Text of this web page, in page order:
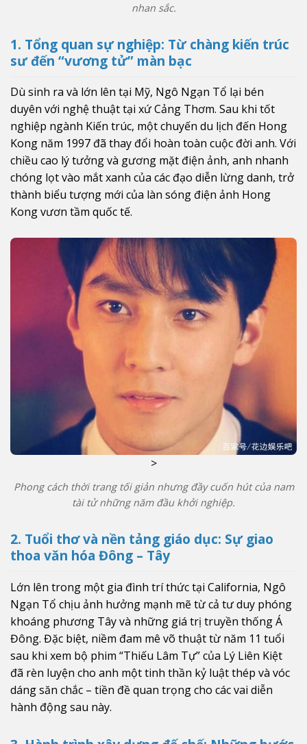
nhan sắc.
1. Tổng quan sự nghiệp: Từ chàng kiến trúc
sư đến “vương tử” màn bạc
Dù sinh ra và lớn lên tại Mỹ, Ngô Ngạn Tổ lại bén
duyên với nghệ thuật tại xứ Cảng Thơm. Sau khi tốt
nghiệp ngành Kiến trúc, một chuyến du lịch đến Hong
Kong năm 1997 đã thay đổi hoàn toàn cuộc đời anh. Với
chiều cao lý tưởng và gương mặt điện ảnh, anh nhanh
chóng lọt vào mắt xanh của các đạo diễn lừng danh, trở
thành biểu tượng mới của làn sóng điện ảnh Hong
Kong vươn tầm quốc tế.
>
Phong cách thời trang tối giản nhưng đầy cuốn hút của nam
tài tử những năm đầu khởi nghiệp.
2. Tuổi thơ và nền tảng giáo dục: Sự giao
thoa văn hóa Đông – Tây
Lớn lên trong một gia đình trí thức tại California, Ngô
Ngạn Tổ chịu ảnh hưởng mạnh mẽ từ cả tư duy phóng
khoáng phương Tây và những giá trị truyền thống Á
Đông. Đặc biệt, niềm đam mê võ thuật từ năm 11 tuổi
sau khi xem bộ phim “Thiếu Lâm Tự” của Lý Liên Kiệt
đã rèn luyện cho anh một tinh thần kỷ luật thép và vóc
dáng săn chắc – tiền đề quan trọng cho các vai diễn
hành động sau này.